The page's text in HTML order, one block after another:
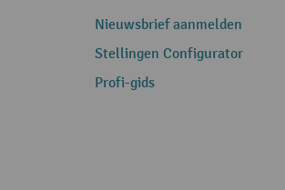
Nieuwsbrief aanmelden
Stellingen Configurator
Profi-gids